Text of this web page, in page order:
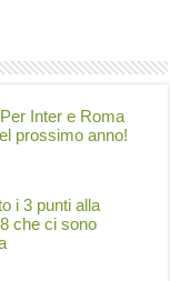
Inter e Roma
prossimo anno!
i 3 punti alla
che ci sono